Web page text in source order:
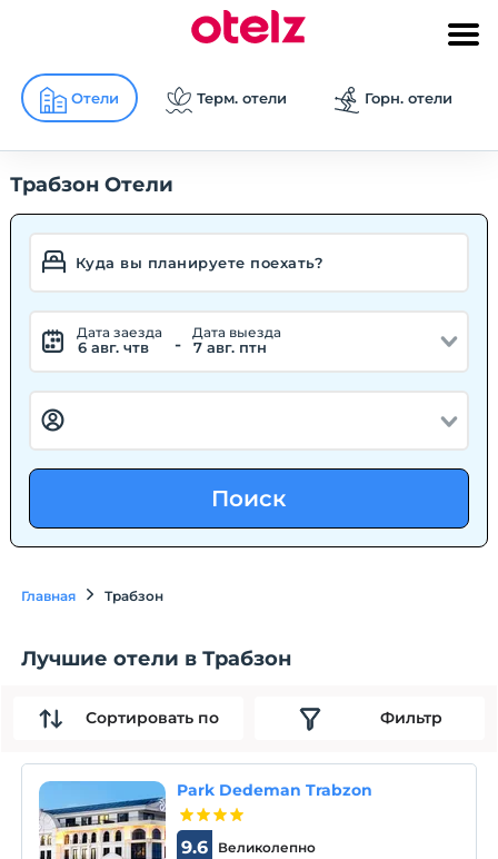
Отели Терм. отели Горн. отели
Трабзон Отели
Дата заезда
6 авг. чтв -
Дата выезда
7 авг. птн
Поиск
Главная Трабзон
Лучшие отели в Трабзон
Сортировать по Фильтр
Park Dedeman Trabzon
Великолепно
9.6